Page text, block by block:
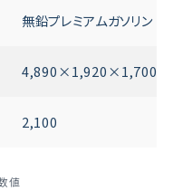
無鉛プレミアムガソリン
4,890×1,920×1,700
2,100
値